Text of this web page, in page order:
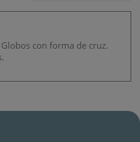
con forma de cruz.